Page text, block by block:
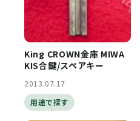
King CROWN金庫 MIWA
KIS合鍵/スペアキー
2013.07.17
用途で探す